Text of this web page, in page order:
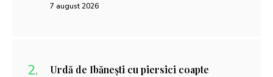
7 august 2026
Urdă de Ibănești cu piersici coapte